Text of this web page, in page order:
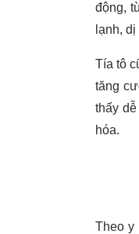
động,
lạnh,
Tía tô
tăng
thấy
hóa.
Theo y